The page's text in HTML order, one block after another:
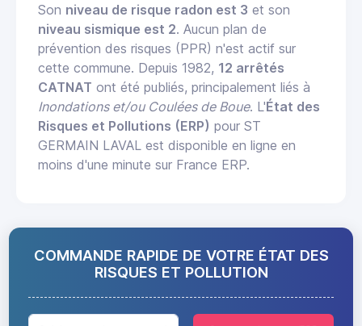
Son niveau de risque radon est 3 et son
niveau sismique est 2. Aucun plan de
prévention des risques (PPR) n'est actif sur
cette commune. Depuis 1982, 12 arrêtés
CATNAT ont été publiés, principalement liés à
Inondations et/ou Coulées de Boue. L'État des
Risques et Pollutions (ERP) pour ST
GERMAIN LAVAL est disponible en ligne en
moins d'une minute sur France ERP.
COMMANDE RAPIDE DE VOTRE ÉTAT DES
RISQUES ET POLLUTION